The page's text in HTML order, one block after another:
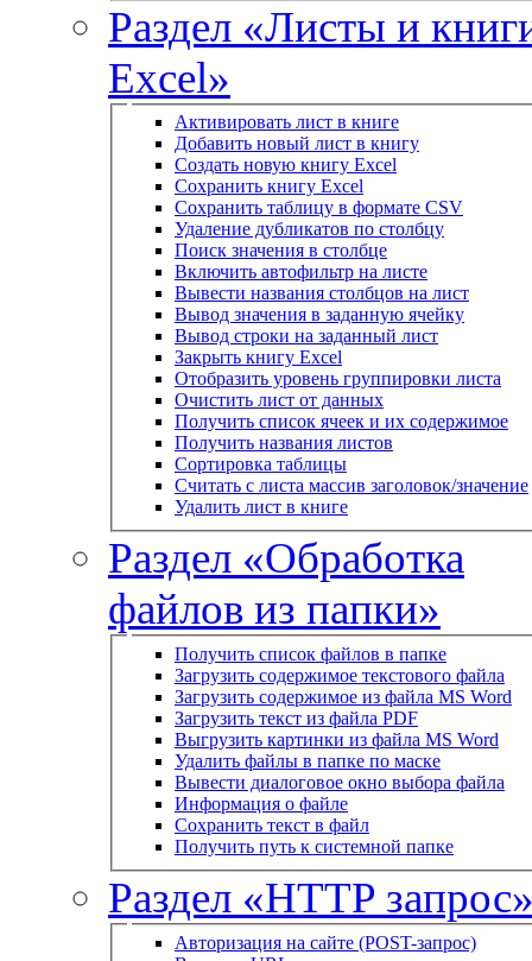
Раздел «Листы и
Excel»
Активировать лист в книге
Добавить новый лист в книгу
Создать новую книгу Excel
Сохранить книгу Excel
Сохранить таблицу в формате CSV
Удаление дубликатов по столбцу
Поиск значения в столбце
Включить автофильтр на листе
Вывести названия столбцов на лист
Вывод значения в заданную ячейку
Вывод строки на заданный лист
Закрыть книгу Excel
Отобразить уровень группировки листа
Очистить лист от данных
Получить список ячеек и их содержимое
Получить названия листов
Сортировка таблицы
Считать с листа массив заголовок/значение
Удалить лист в книге
Раздел «Обработка
файлов из папки»
Получить список файлов в папке
Загрузить содержимое текстового файла
Загрузить содержимое из файла MS Word
Загрузить текст из файла PDF
Выгрузить картинки из файла MS Word
Удалить файлы в папке по маске
Вывести диалоговое окно выбора файла
Информация о файле
Сохранить текст в файл
Получить путь к системной папке
Раздел «HTTP
Авторизация на сайте (POST-запрос)